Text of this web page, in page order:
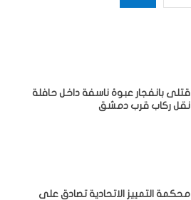
قتلى بانفجار عبوة ناسفة داخل حافلة
نقل ركاب قرب دمشق
محكمة التمييز الاتحادية تصادق على